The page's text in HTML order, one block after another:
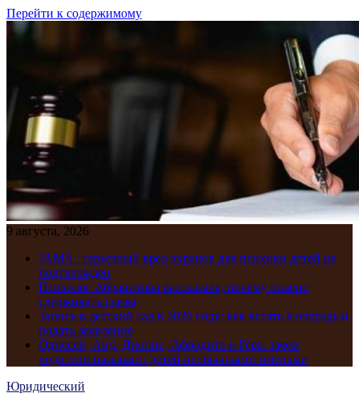
Перейти к содержимому
9 августа, 2026
JAMA : серьезный вред экранов для психики детей не
подтвержден
Психолог Абравитова рассказала, почему опасно
сдерживать слезы
Запись в детский сад в 2026 году: как встать в очередь и
подать заявление
Одиссей, Аид, Дионис, Афродита и Гера: зачем
родители называют детей необычными именами
Юридический